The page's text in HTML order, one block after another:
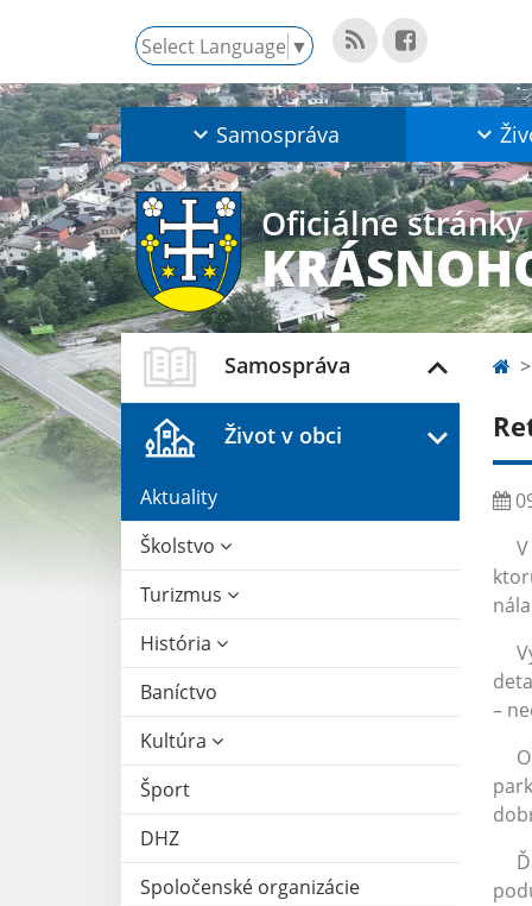
Select Language ▼
Samospráva
Oficiálne stránky
Samospráva
Život v obci
Aktuality
Školstvo
Turizmus
História
Baníctvo
Kultúra
Šport
DHZ
Spoločenské organizácie
V
–
O